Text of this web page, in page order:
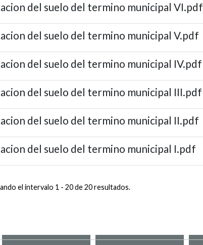
del suelo del termino municipal VI.pdf
del suelo del termino municipal V.pdf
del suelo del termino municipal IV.pdf
del suelo del termino municipal III.pdf
del suelo del termino municipal II.pdf
del suelo del termino municipal I.pdf
el intervalo 1 - 20 de 20 resultados.